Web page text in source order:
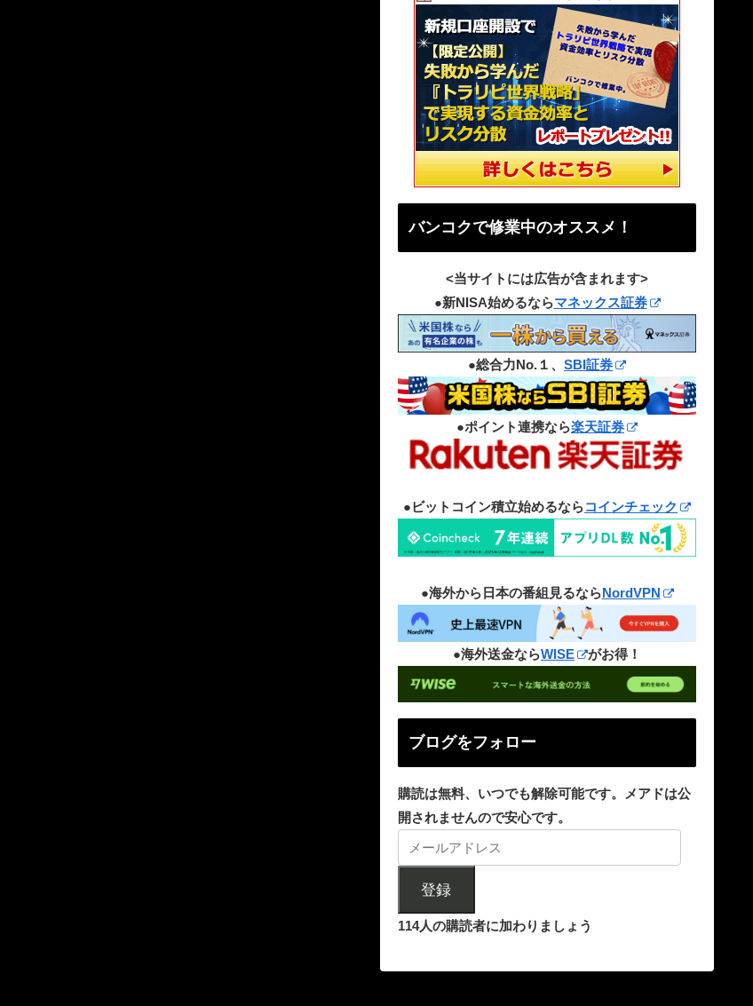
バンコクで修業中のオススメ！
<当サイトには広告が含まれます>
●新NISA始めるならマネックス証券
●総合力No.１、 SBI証券
●ポイント連携なら楽天証券
●ビットコイン積立始めるならコインチェック
●海外から日本の番組見るならNordVPN
●海外送金ならWISE がお得！
ブログをフォロー
購読は無料、いつでも解除可能です。メアドは公
開されませんので安心です。
登録
114人の購読者に加わりましょう